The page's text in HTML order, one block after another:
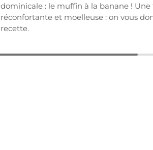
dominicale : le muffin à la banane !
réconfortante et moelleuse : on vous
recette.